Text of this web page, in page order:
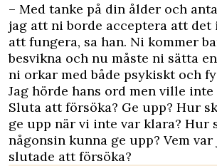
– Med tanke på din ålder och
jag att ni borde acceptera att det
att fungera, sa han. Ni kommer
besvikna och nu måste ni sätta
ni orkar med både psykiskt och
Jag hörde hans ord men ville inte
Sluta att försöka? Ge upp? Hur
ge upp när vi inte var klara? Hur
någonsin kunna ge upp? Vem
slutade att försöka?